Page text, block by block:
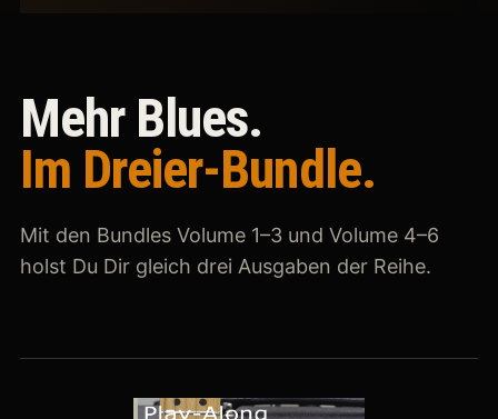
Mehr Blues.
Im Dreier-Bundle.
Mit den Bundles Volume 1–3 und Volume 4–6
holst Du Dir gleich drei Ausgaben der Reihe.